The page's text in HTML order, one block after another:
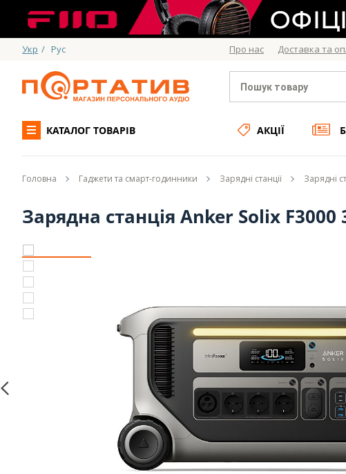
Укр / Рус Про нас Доставка та
КАТАЛОГ ТОВАРІВ АКЦІЇ
Головна Гаджети та смарт-годинники Зарядні станції Зарядні
Зарядна станція Anker Solix F3000